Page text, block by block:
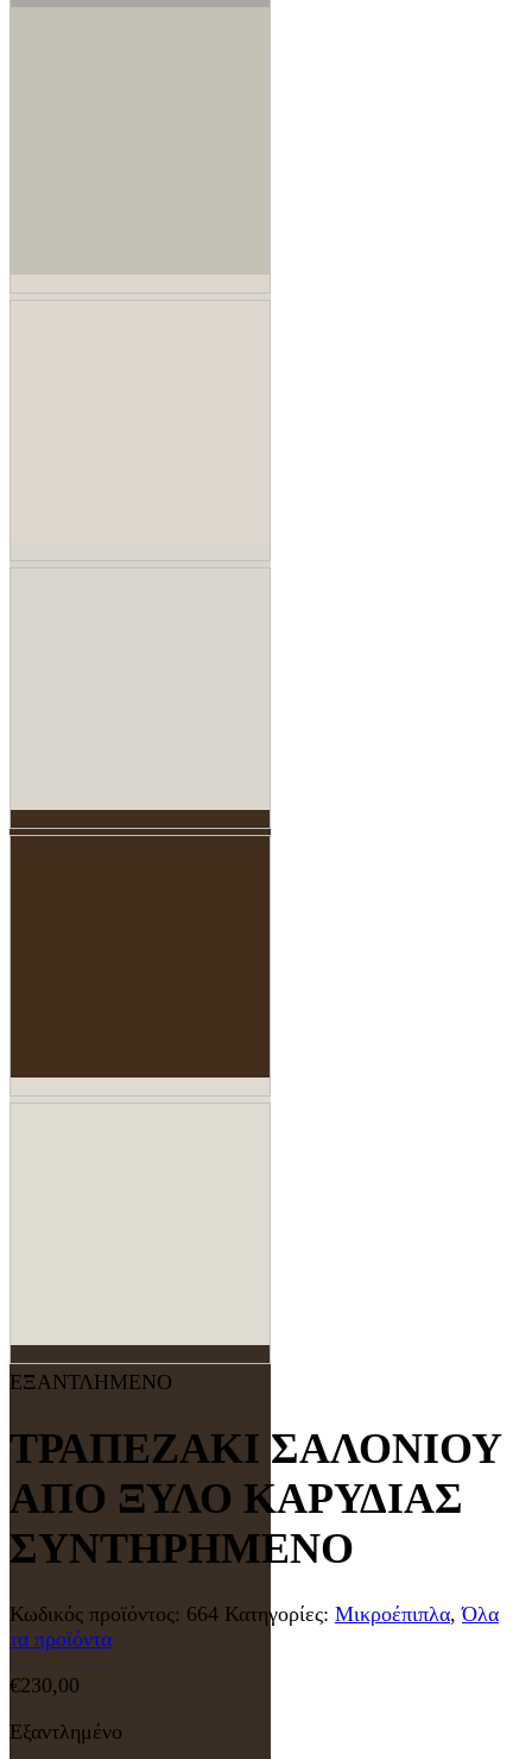
ΕΞΑΝΤΛΗΜΕΝΟ
ΤΡΑΠΕΖΑΚΙ ΣΑΛΟΝΙΟΥ
ΑΠΟ ΞΥΛΟ ΚΑΡΥΔΙΑΣ
ΣΥΝΤΗΡΗΜΕΝΟ
Κωδικός προϊόντος: 664 Κατηγορίες: Μικροέπιπλα,Όλα
τα προϊόντα
€230,00
Εξαντλημένο